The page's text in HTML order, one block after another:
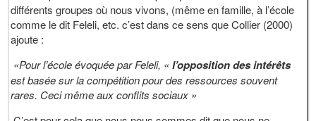
différents groupes où nous vivons, (même en famille, à l’école
comme le dit Feleli, etc. c’est dans ce sens que Collier (2000)
ajoute :
«Pour l’école évoquée par Feleli, «l’opposition des intérêts
est basée sur la compétition pour des ressources souvent
rares. Ceci même aux conflits sociaux »